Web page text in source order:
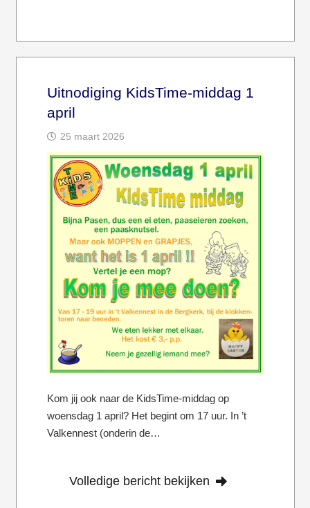
Uitnodiging KidsTime-middag 1
april
25 maart 2026
Kom jij ook naar de KidsTime-middag op
woensdag 1 april? Het begint om 17 uur. In ’t
Valkennest (onderin de…
Volledige bericht bekijken